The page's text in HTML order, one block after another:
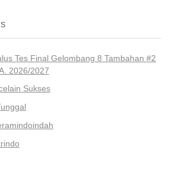
Tes Final Gelombang 8 Tambahan #2
2026/2027
Sukses